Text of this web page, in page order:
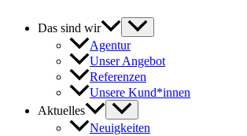
Das sind wir
Agentur
Unser Angebot
Referenzen
Unsere Kund*innen
Aktuelles
Neuigkeiten